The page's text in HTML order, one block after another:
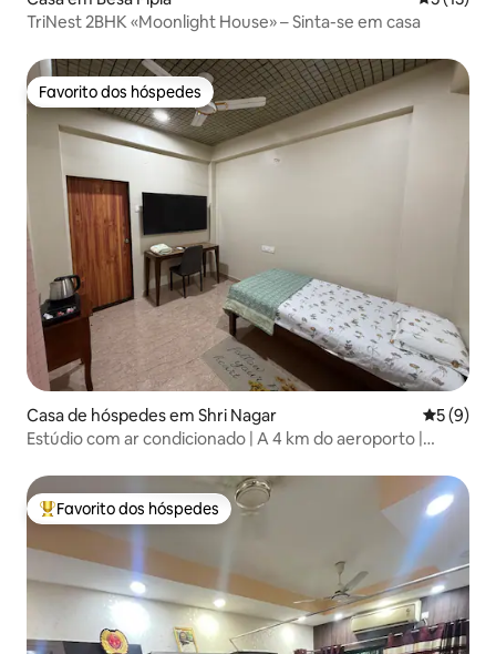
TriNest 2BHK «Moonlight House» – Sinta-se em casa
Favorito dos hóspedes
Favorito dos hóspedes
Casa de hóspedes em Shri Nagar
5 (9)
Estúdio com ar condicionado | A 4 km do aeroporto |
Favoritos dos hóspedes mais apreciados
Favorito dos hóspedes